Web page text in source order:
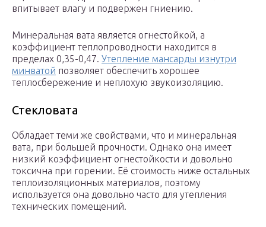
впитывает влагу и подвержен гниению.
Минеральная вата является огнестойкой, а
коэффициент теплопроводности находится в
пределах 0,35-0,47. Утепление мансарды изнутри
минватой позволяет обеспечить хорошее
теплосбережение и неплохую звукоизоляцию.
Стекловата
Обладает теми же свойствами, что и минеральная
вата, при большей прочности. Однако она имеет
низкий коэффициент огнестойкости и довольно
токсична при горении. Её стоимость ниже остальных
теплоизоляционных материалов, поэтому
используется она довольно часто для утепления
технических помещений.